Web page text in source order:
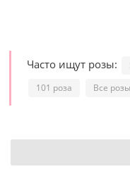
Часто ищут розы:
101 роза
Все розы